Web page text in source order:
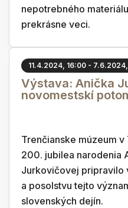
nepotrebného
prekrásne veci.
11.4.2024, 16:00 -
Výstava: Anička
novomestskí
Trenčianske múzeum
200. jubilea narodenia
Jurkovičovej pripravilo
a posolstvu tejto
slovenských dejín.